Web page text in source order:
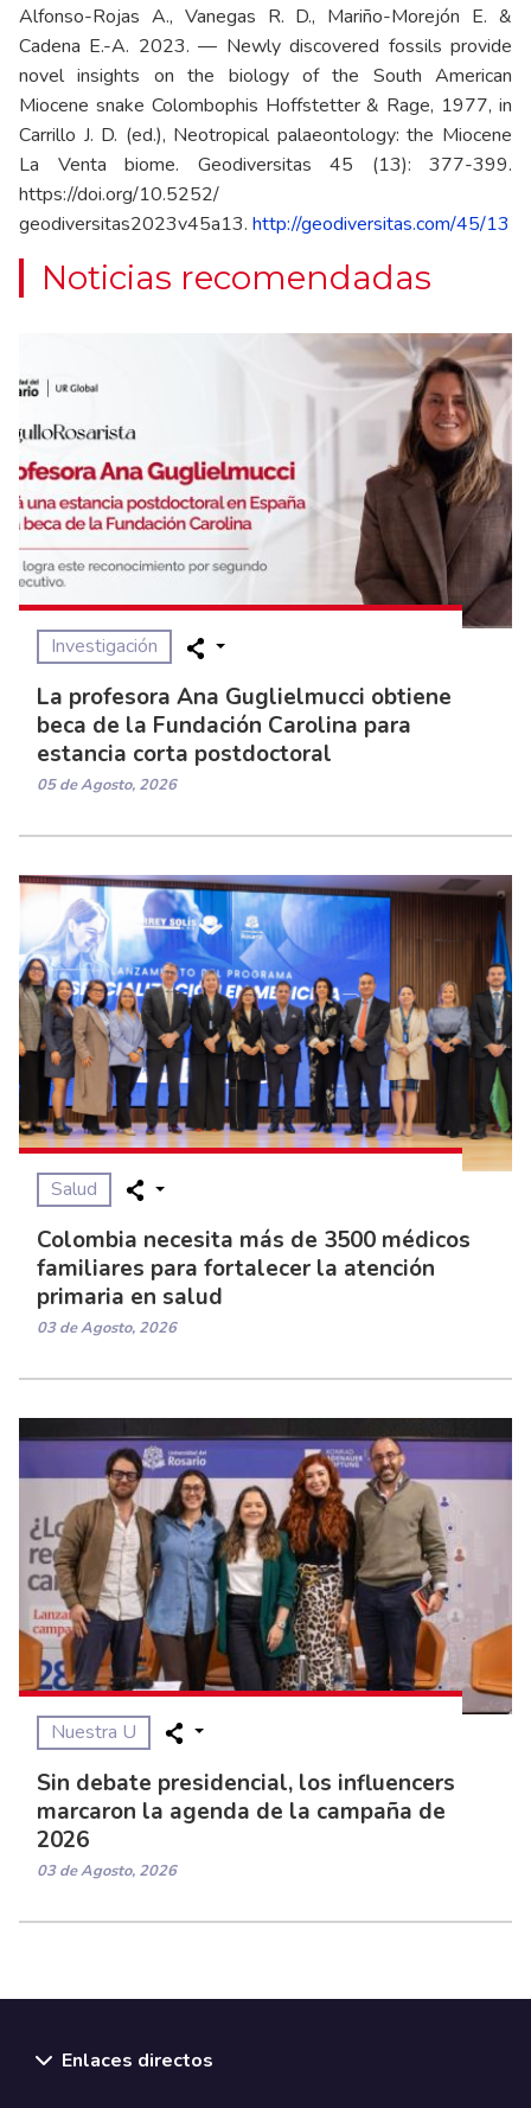
Alfonso-Rojas A., Vanegas R. D., Mariño-Morejón E. &
Cadena E.-A. 2023. — Newly discovered fossils provide
novel insights on the biology of the South American
Miocene snake Colombophis Hoffstetter & Rage, 1977, in
Carrillo J. D. (ed.), Neotropical palaeontology: the Miocene
La Venta biome. Geodiversitas 45 (13): 377-399.
https://doi.org/10.5252/
geodiversitas2023v45a13. http://geodiversitas.com/45/13
Noticias recomendadas
Investigación
La profesora Ana Guglielmucci obtiene
beca de la Fundación Carolina para
estancia corta postdoctoral
05 de Agosto, 2026
Salud
Colombia necesita más de 3500 médicos
familiares para fortalecer la atención
primaria en salud
03 de Agosto, 2026
Nuestra U
Sin debate presidencial, los influencers
marcaron la agenda de la campaña de
2026
03 de Agosto, 2026
Enlaces directos